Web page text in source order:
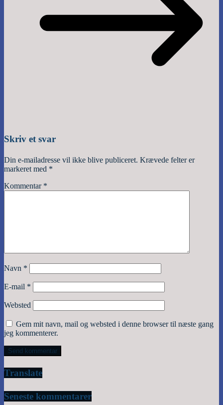
Skriv et svar
Din e-mailadresse vil ikke blive publiceret. Krævede felter er
markeret med *
Kommentar *
Navn *
E-mail *
Websted
Gem mit navn, mail og websted i denne browser til næste gang
jeg kommenterer.
Translate
Seneste kommentarer